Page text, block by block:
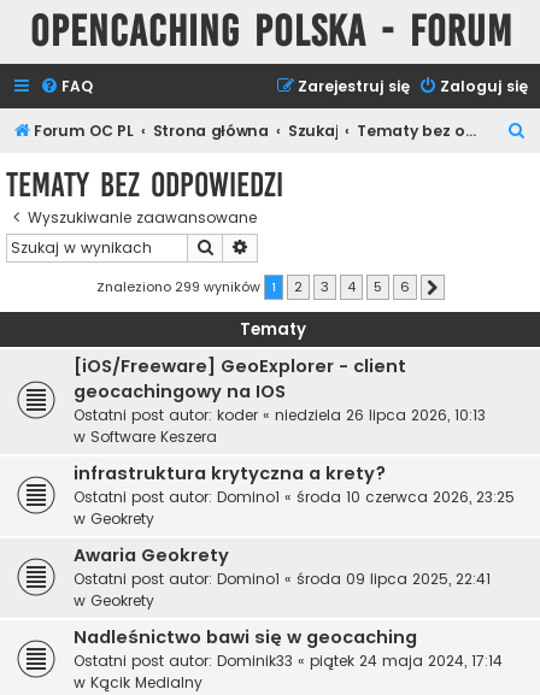
Opencaching Polska - Forum
FAQ Zaloguj się
Zarejestruj się
Forum OC PL Strona główna Szukaj Tematy bez odpowiedzi
Tematy bez odpowiedzi
Wyszukiwanie zaawansowane
Szukaj
Znaleziono 299 wyników 1 2 3 4 5 6
Tematy
[iOS/Freeware] GeoExplorer - client
geocachingowy na IOS
Ostatni post autor: koder « niedziela 26 lipca 2026, 10:13
w Software Keszera
infrastruktura krytyczna a krety?
Ostatni post autor: Domino1 « środa 10 czerwca 2026, 23:25
w Geokrety
Awaria Geokrety
Ostatni post autor: Domino1 « środa 09 lipca 2025, 22:41
w Geokrety
Nadleśnictwo bawi się w geocaching
Ostatni post autor: Dominik33 « piątek 24 maja 2024, 17:14
w Kącik Medialny